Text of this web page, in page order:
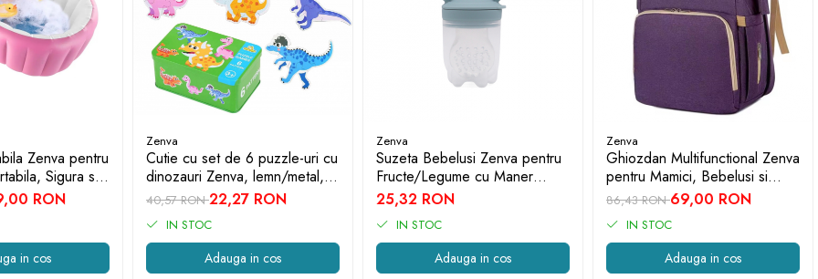
Zenva pentru
Sigura si
Roz
RON
in cos
Zenva
Cutie cu set de 6 puzzle-uri cu
dinozauri Zenva, lemn/metal,
multicolor, 16 x 10 x 7 cm
40,57 RON22,27 RON
IN STOC
Adauga in cos
Zenva
Suzeta Bebelusi Zenva pentru
Fructe/Legume cu Maner
Silicon, Albastru
25,32 RON
IN STOC
Adauga in cos
Zenva
Ghiozdan Multifunctional Zenva
pentru Mamici, Bebelusi si
Copii, Patut Extensibil,
Impermeabil, Prindere
Carucior, Mov
86,43 RON69,00 RON
IN STOC
Adauga in cos